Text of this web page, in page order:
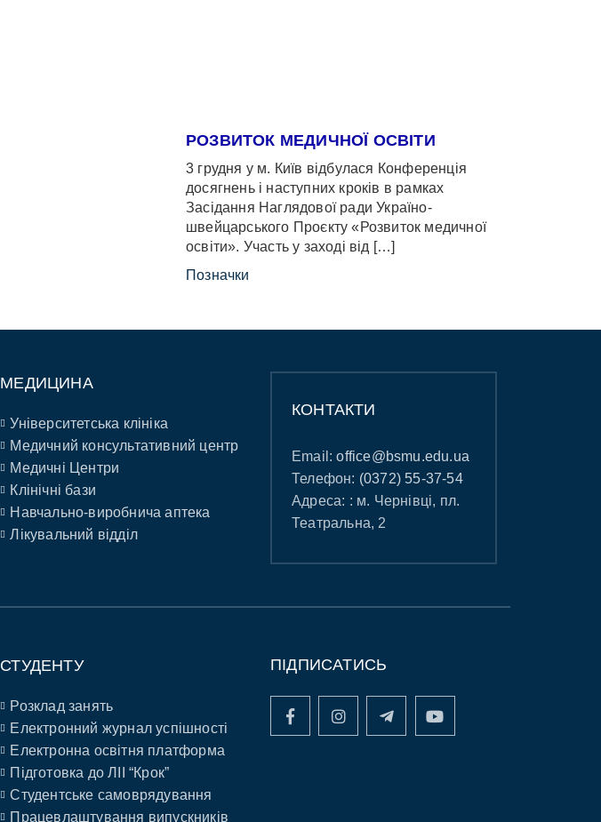
РОЗВИТОК МЕДИЧНОЇ ОСВІТИ
3 грудня у м. Київ відбулася Конференція
досягнень і наступних кроків в рамках
Засідання Наглядової ради Україно-
швейцарського Проєкту «Розвиток медичної
освіти». Участь у заході від […]
Позначки
МЕДИЦИНА
Університетська клініка
Медичний консультативний центр
Медичні Центри
Клінічні бази
Навчально-виробнича аптека
Лікувальний відділ
КОНТАКТИ
Email:office@bsmu.edu.ua
Телефон: (0372) 55-37-54
Адреса: : м. Чернівці, пл.
Театральна, 2
СТУДЕНТУ
Розклад занять
Електронний журнал успішності
Електронна освітня платформа
Підготовка до ЛІІ “Крок”
Студентське самоврядування
Працевлаштування випускників
ПІДПИСАТИСЬ